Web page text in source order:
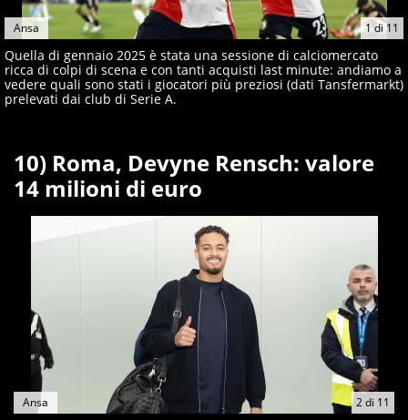
1 di11
Ansa
Quella di gennaio 2025 è stata una sessione di calciomercato
ricca di colpi di scena e con tanti acquisti last minute: andiamo a
vedere quali sono stati i giocatori più preziosi (dati Tansfermarkt)
prelevati dai club di Serie A.
10) Roma, Devyne Rensch: valore
14 milioni di euro
2di 11
Ansa